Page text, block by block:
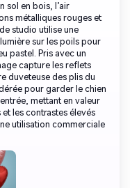
sol en bois, l’air
métalliques rouges et
studio utilise une
sur les poils pour
pastel. Pris avec un
capture les reflets
duveteuse des plis du
pour garder le chien
mettant en valeur
les contrastes élevés
utilisation commerciale